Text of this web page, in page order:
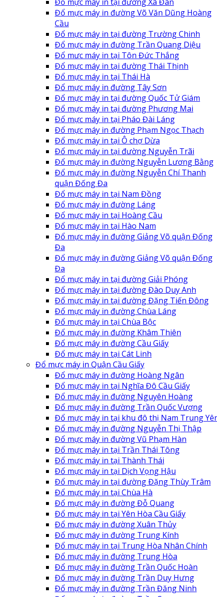
Đổ mực máy in đường Võ Văn Dũng Hoàng
Cầu
Đổ mực máy in tại đường Trường Chinh
Đổ mực máy in đường Trần Quang Diệu
Đổ mưc máy in tại Tôn Đức Thắng
Đổ mực máy in tại đường Thái Thịnh
Đổ mực máy in tại Thái Hà
Đổ mực máy in đường Tây Sơn
Đổ mực máy in tại đường Quốc Tử Giám
Đổ mực máy in tại đường Phương Mai
Đổ mực máy in tại Pháo Đài Láng
Đổ mực máy in đường Phạm Ngọc Thạch
Đổ mực máy in tại Ô chợ Dừa
Đổ mực máy in tại đường Nguyễn Trãi
Đổ mực máy in đường Nguyễn Lương Bằng
Đổ mực máy in đường Nguyễn Chí Thanh
quận Đống Đa
Đổ mực máy in tại Nam Đồng
Đổ mực máy in đường Láng
Đổ mực máy in tại Hoàng Cầu
Đổ mực máy in tại Hào Nam
Đổ mực máy in đường Giảng Võ quận Đống
Đa
Đổ mực máy in đường Giảng Võ quận Đống
Đa
Đổ mực máy in tại đường Giải Phóng
Đổ mực máy in tại đường Đào Duy Anh
Đổ mực máy in tại đường Đặng Tiến Đông
Đổ mực máy in đường Chùa Láng
Đổ mực máy in tại Chùa Bộc
Đổ mực máy in đường Khâm Thiên
Đổ mực máy in đường Cầu Giấy
Đổ mực máy in tại Cát Linh
Đổ mực máy in Quận Cầu Giấy
Đổ mực máy in đường Hoàng Ngân
Đổ mực máy in tại Nghĩa Đô Cầu Giấy
Đổ mực máy in đường Nguyên Hoàng
Đổ mực máy in đường Trần Quốc Vượng
Đổ mực máy in tại khu đô thị Nam Trung
Đổ mực máy in đường Nguyễn Thị Thập
Đổ mực máy in đường Vũ Phạm Hàn
Đổ mực máy in tại Trần Thái Tông
Đổ mực máy in tại Thành Thái
Đổ mực máy in tại Dịch Vọng Hậu
Đổ mực máy in tại đường Đặng Thùy Trâm
Đổ mực máy in tại Chùa Hà
Đổ mực máy in đường Đỗ Quang
Đổ mực máy in tại Yên Hòa Cầu Giấy
Đổ mực máy in đường Xuân Thủy
Đổ mực máy in đường Trung Kính
Đổ mực máy in tại Trung Hòa Nhân Chính
Đổ mực máy in đường Trung Hòa
Đổ mực máy in đường Trần Quốc Hoàn
Đổ mực máy in đường Trần Duy Hưng
Đổ mực máy in đường Trần Đăng Ninh